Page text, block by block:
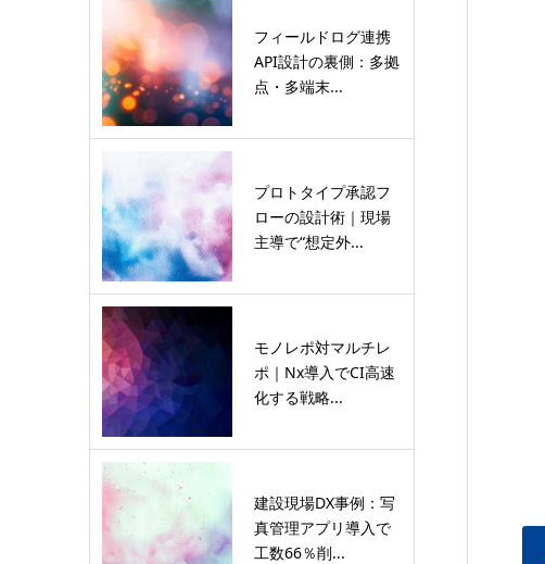
フィールドログ連携
API設計の裏側：多拠
点・多端末...
プロトタイプ承認フ
ローの設計術｜現場
主導で“想定外...
モノレポ対マルチレ
ポ｜Nx導入でCI高速
化する戦略...
建設現場DX事例：写
真管理アプリ導入で
工数66％削...